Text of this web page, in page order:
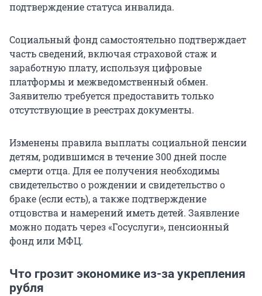
подтверждение статуса инвалида.
Социальный фонд самостоятельно подтверждает
часть сведений, включая страховой стаж и
заработную плату, используя цифровые
платформы и межведомственный обмен.
Заявителю требуется предоставить только
отсутствующие в реестрах документы.
Изменены правила выплаты социальной пенсии
детям, родившимся в течение 300 дней после
смерти отца. Для ее получения необходимы
свидетельство о рождении и свидетельство о
браке (если есть), а также подтверждение
отцовства и намерений иметь детей. Заявление
можно подать через «Госуслуги», пенсионный
фонд или МФЦ.
Что грозит экономике из-за укрепления
рубля